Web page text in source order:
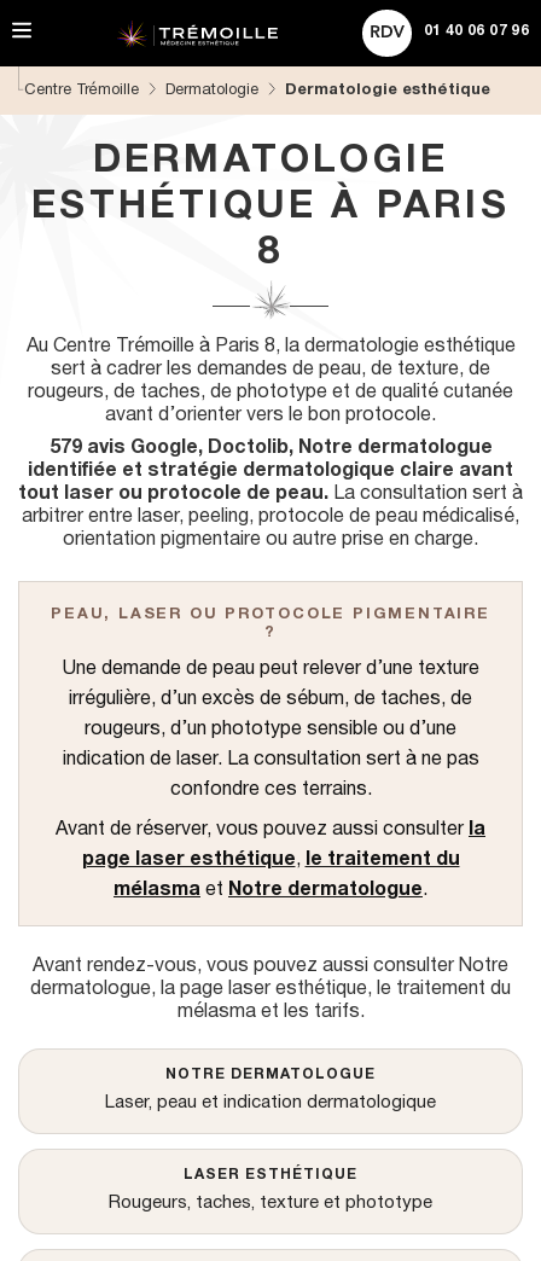
01 40 06 07 96
ACHETER UNE CARTE CADEAU
Rechercher
Centre Trémoille Dermatologie Dermatologie esthétique
DERMATOLOGIE
ESTHÉTIQUE À PARIS
8
Au Centre Trémoille à Paris 8, la dermatologie esthétique
sert à cadrer les demandes de peau, de texture, de
rougeurs, de taches, de phototype et de qualité cutanée
avant d’orienter vers le bon protocole.
579 avis Google, Doctolib, Notre dermatologue
identifiée et stratégie dermatologique claire avant
tout laser ou protocole de peau. La consultation sert à
arbitrer entre laser, peeling, protocole de peau médicalisé,
orientation pigmentaire ou autre prise en charge.
PEAU, LASER OU PROTOCOLE PIGMENTAIRE
?
Une demande de peau peut relever d’une texture
irrégulière, d’un excès de sébum, de taches, de
rougeurs, d’un phototype sensible ou d’une
indication de laser. La consultation sert à ne pas
confondre ces terrains.
Avant de réserver, vous pouvez aussi consulter
la
page laser esthétique,
le traitement du
mélasma et Notre dermatologue.
Avant rendez-vous, vous pouvez aussi consulter Notre
dermatologue, la page laser esthétique, le traitement du
mélasmaet les tarifs.
NOTRE DERMATOLOGUE
Laser, peau et indication dermatologique
LASER ESTHÉTIQUE
Rougeurs, taches, texture et phototype